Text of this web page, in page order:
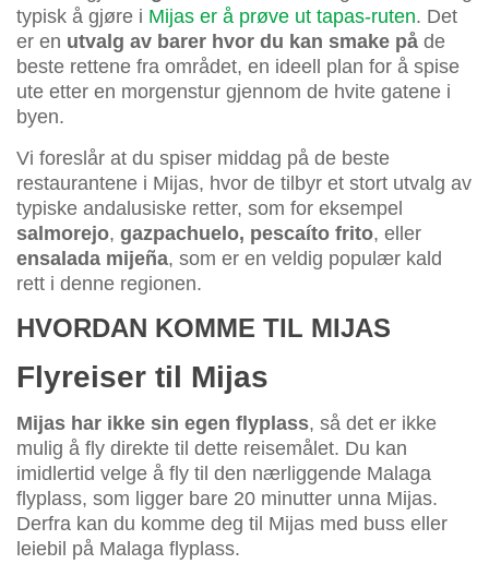
typisk å gjøre i Mijas er å prøve ut tapas-ruten. Det
er en utvalg av barer hvor du kan smake på de
beste rettene fra området, en ideell plan for å spise
ute etter en morgenstur gjennom de hvite gatene i
byen.
Vi foreslår at du spiser middag på de beste
restaurantene i Mijas, hvor de tilbyr et stort utvalg av
typiske andalusiske retter, som for eksempel
salmorejo, gazpachuelo, pescaíto frito, eller
ensalada mijeña, som er en veldig populær kald
rett i denne regionen.
HVORDAN KOMME TIL MIJAS
Flyreiser til Mijas
Mijas har ikke sin egen flyplass, så det er ikke
mulig å fly direkte til dette reisemålet. Du kan
imidlertid velge å fly til den nærliggende Malaga
flyplass, som ligger bare 20 minutter unna Mijas.
Derfra kan du komme deg til Mijas med buss eller
leiebil på Malaga flyplass.